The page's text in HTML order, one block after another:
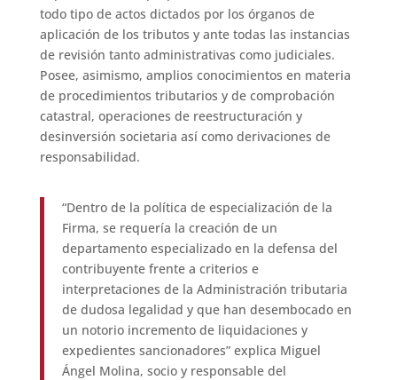
todo tipo de actos dictados por los órganos de
aplicación de los tributos y ante todas las instancias
de revisión tanto administrativas como judiciales.
Posee, asimismo, amplios conocimientos en materia
de procedimientos tributarios y de comprobación
catastral, operaciones de reestructuración y
desinversión societaria así como derivaciones de
responsabilidad.
“Dentro de la política de especialización de la
Firma, se requería la creación de un
departamento especializado en la defensa del
contribuyente frente a criterios e
interpretaciones de la Administración tributaria
de dudosa legalidad y que han desembocado en
un notorio incremento de liquidaciones y
expedientes sancionadores” explica Miguel
Ángel Molina, socio y responsable del